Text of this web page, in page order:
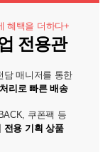
혜택을 더하다+
전용관
담 매니저를 통한
리로 빠른 배송
쿠폰팩 등
전용 기획 상품